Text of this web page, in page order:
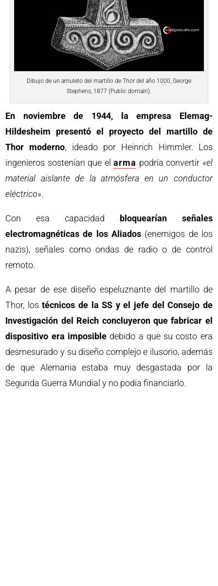
Dibujo de un amuleto del martillo de Thor del año 1000, George
Stephens, 1877 (Public domain).
En noviembre de 1944, la empresa Elemag-
Hildesheim presentó el proyecto del martillo de
Thor moderno, ideado por Heinrich Himmler. Los
ingenieros sostenían que elarma podría convertir «el
material aislante de la atmósfera en un conductor
eléctrico».
Con esa capacidad
bloquearían señales
electromagnéticas de los Aliados (enemigos de los
nazis), señales como ondas de radio o de control
remoto.
A pesar de ese diseño espeluznante del martillo de
Thor, lostécnicos de la SS y el jefe del Consejo de
Investigación del Reich concluyeron que fabricar el
dispositivo era imposibledebido a que su costo era
desmesurado y su diseño complejo e ilusorio, además
de que Alemania estaba muy desgastada por la
Segunda Guerra Mundial y no podía financiarlo.